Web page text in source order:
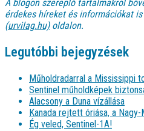
A blogon szereplő tartalmakról
érdekes híreket és információkat
(urvilag.hu)oldalon.
Legutóbbi bejegyzések
Műholdradarral a Mississippi
Sentinel műholdképek
Alacsony a Duna vízállása
Kanada rejtett óriása, a
Ég veled, Sentinel-1A!